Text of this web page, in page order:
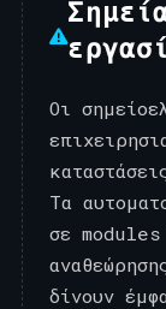
Οι
Τα
σε modules
δίνουν